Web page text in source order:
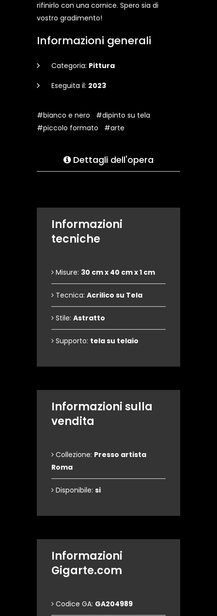
rifinirlo con una cornice. Spero sia di
vostro gradimento!
Informazioni generali
Categoria: Pittura
Eseguita il: 2023
#bianco e nero
#dipinto su tela
#piccolo formato
#arte
Dettagli dell'opera
Informazioni
tecniche
Misure: 30 cm x 40 cm x 1 cm
Tecnica: Acrilico su Tela
Stile: Astratto
Supporto: tela su telaio
Informazioni sulla
vendita
Collezione: Presso artista
Roma
Disponibile: si
Informazioni
Gigarte.com
Codice GA: GA204989